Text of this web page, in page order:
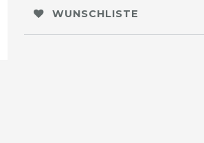
WUNSCHLISTE